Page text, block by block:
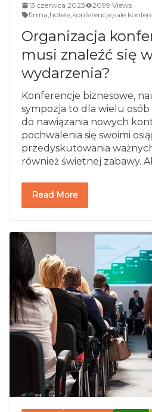
13 czerwca 2023
2099 Views
firma,hotele,konferencje,sale
Organizacja
musi znaleźć się
wydarzenia?
Konferencje biznesowe,
sympozja to dla wielu osób
do nawiązania nowych
pochwalenia się swoimi
przedyskutowania
również świetnej zabawy.
Read More